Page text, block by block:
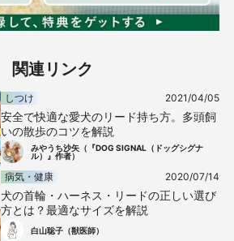
関連リンク
しつけ 2021/04/05
安全で快適な愛犬のリード持ち方。多頭飼
いの散歩のコツを解説
みやうち沙矢（『DOG SIGNAL（ドッグシグナ
ル）』作者）
病気・健康 2020/07/14
犬の首輪・ハーネス・リードの正しい選び
方とは？最適なサイズを解説
白山聡子（獣医師）